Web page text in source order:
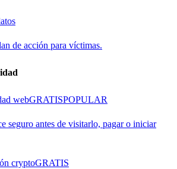
de acción para víctimas.
webGRATISPOPULAR
seguro antes de visitarlo, pagar o iniciar
cryptoGRATIS